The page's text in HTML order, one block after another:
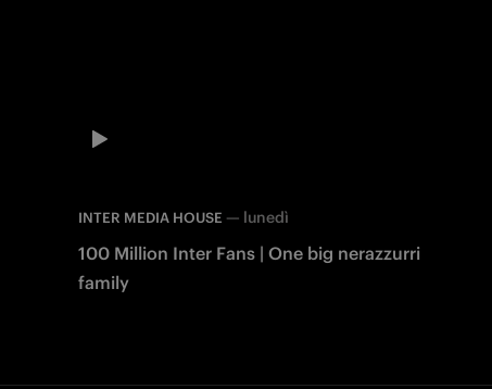
INTER MEDIA HOUSE — lunedì
100 Million Inter Fans | One big nerazzurri
family